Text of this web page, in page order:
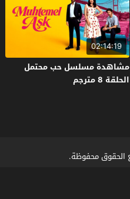
02:14:19
مشاهدة مسلسل حب محتمل
الحلقة 8 مترجم